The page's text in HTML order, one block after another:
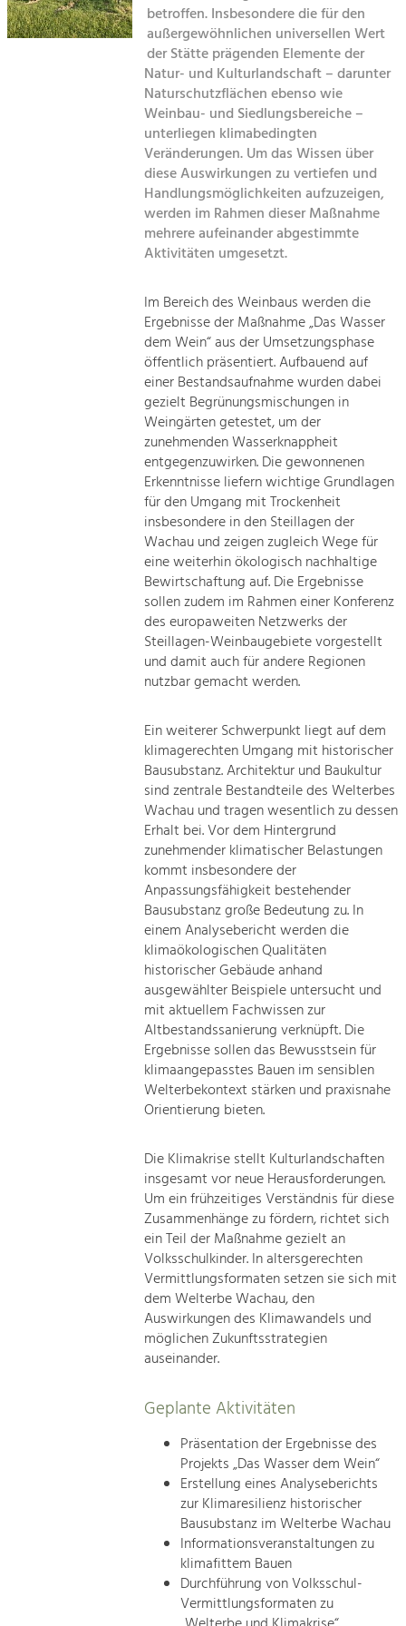
Landscape.
Offer Development and Positioning
Art & Culture
Crafts, Science and Research.
Social Affairs, Education
Equality, Youth and Integration.
Mobility & Energy
Climate Change, Public Transport and
Increase in Regional Value Added.
betroffen. Insbesondere die für den
außergewöhnlichen universellen Wert
der Stätte prägenden Elemente der
Natur- und Kulturlandschaft – darunter
Naturschutzflächen ebenso wie
Weinbau- und Siedlungsbereiche –
unterliegen klimabedingten
Veränderungen. Um das Wissen über
diese Auswirkungen zu vertiefen und
Handlungsmöglichkeiten aufzuzeigen,
werden im Rahmen dieser Maßnahme
mehrere aufeinander abgestimmte
Aktivitäten umgesetzt.
Im Bereich des Weinbaus werden die
Ergebnisse der Maßnahme „Das Wasser
dem Wein“ aus der Umsetzungsphase
öffentlich präsentiert. Aufbauend auf
einer Bestandsaufnahme wurden dabei
gezielt Begrünungsmischungen in
Weingärten getestet, um der
zunehmenden Wasserknappheit
entgegenzuwirken. Die gewonnenen
Erkenntnisse liefern wichtige Grundlagen
für den Umgang mit Trockenheit
insbesondere in den Steillagen der
Wachau und zeigen zugleich Wege für
eine weiterhin ökologisch nachhaltige
Bewirtschaftung auf. Die Ergebnisse
sollen zudem im Rahmen einer Konferenz
des europaweiten Netzwerks der
Steillagen-Weinbaugebiete vorgestellt
und damit auch für andere Regionen
nutzbar gemacht werden.
Ein weiterer Schwerpunkt liegt auf dem
klimagerechten Umgang mit historischer
Bausubstanz. Architektur und Baukultur
sind zentrale Bestandteile des Welterbes
Wachau und tragen wesentlich zu dessen
Erhalt bei. Vor dem Hintergrund
zunehmender klimatischer Belastungen
kommt insbesondere der
Anpassungsfähigkeit bestehender
Bausubstanz große Bedeutung zu. In
einem Analysebericht werden die
klimaökologischen Qualitäten
historischer Gebäude anhand
ausgewählter Beispiele untersucht und
mit aktuellem Fachwissen zur
Altbestandssanierung verknüpft. Die
Ergebnisse sollen das Bewusstsein für
klimaangepasstes Bauen im sensiblen
Welterbekontext stärken und praxisnahe
Orientierung bieten.
Die Klimakrise stellt Kulturlandschaften
insgesamt vor neue Herausforderungen.
Um ein frühzeitiges Verständnis für diese
Zusammenhänge zu fördern, richtet sich
ein Teil der Maßnahme gezielt an
Volksschulkinder. In altersgerechten
Vermittlungsformaten setzen sie sich mit
dem Welterbe Wachau, den
Auswirkungen des Klimawandels und
möglichen Zukunftsstrategien
auseinander.
Geplante Aktivitäten
Präsentation der Ergebnisse des
Projekts „Das Wasser dem Wein“
Erstellung eines Analyseberichts
zur Klimaresilienz historischer
Bausubstanz im Welterbe Wachau
Informationsveranstaltungen zu
klimafittem Bauen
Durchführung von Volksschul-
Vermittlungsformaten zu